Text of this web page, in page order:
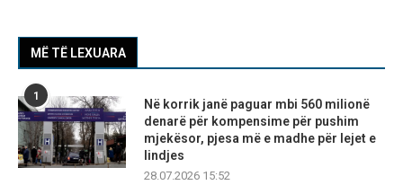
MË TË LEXUARA
1
Në korrik janë paguar mbi 560 milionë
denarë për kompensime për pushim
mjekësor, pjesa më e madhe për lejet e
lindjes
28.07.2026 15:52